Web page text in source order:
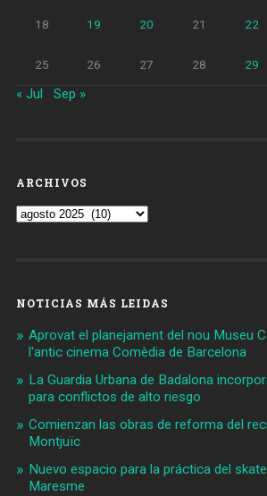
18 19 20 21 22
25 26 27 28 29
« Jul Sep »
ARCHIVOS
Archivos
NOTICIAS MÁS LEIDAS
Aprovat el planejament del nou Museu
l'antic cinema Comèdia de Barcelona
La Guardia Urbana de Badalona
para conflictos de alto riesgo
Comienzan las obras de reforma del
Montjuïc
Nuevo espacio para la práctica del
Maresme